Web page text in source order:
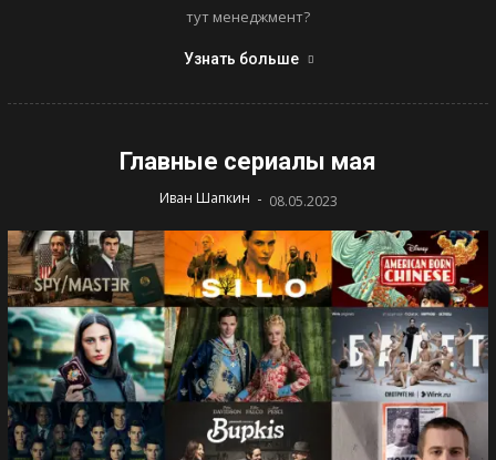
тут менеджмент?
Узнать больше
Главные сериалы мая
Иван Шапкин - 08.05.2023